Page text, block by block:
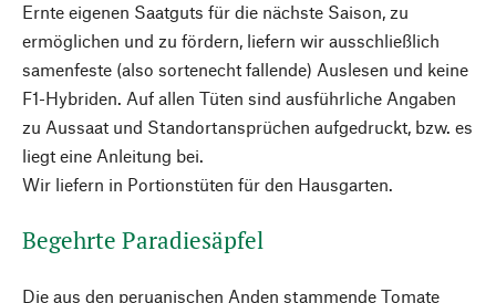
Ernte eigenen Saatguts für die nächste Saison, zu
ermöglichen und zu fördern, liefern wir ausschließlich
samenfeste (also sortenecht fallende) Auslesen und keine
F1-Hybriden. Auf allen Tüten sind ausführliche Angaben
zu Aussaat und Standortansprüchen aufgedruckt, bzw. es
liegt eine Anleitung bei.
Wir liefern in Portionstüten für den Hausgarten.
Begehrte Paradiesäpfel
Die aus den peruanischen Anden stammende Tomate